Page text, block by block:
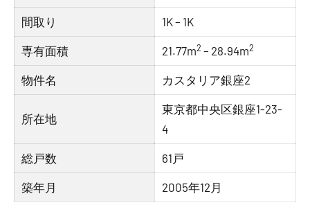
間取り 1K – 1K
専有面積 21.77m2 – 28.94m2
物件名 カスタリア銀座2
所在地
東京都中央区銀座1-23-
4
総戸数 61戸
築年月 2005年12月